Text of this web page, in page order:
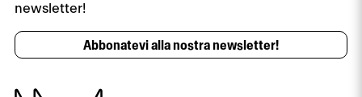
newsletter!
Abbonatevi alla nostra newsletter!